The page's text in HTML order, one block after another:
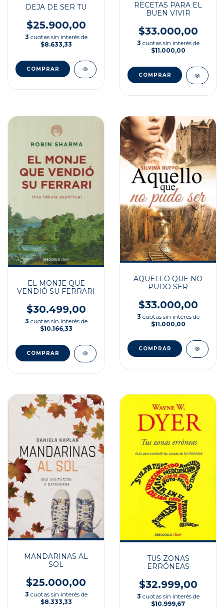
DEJA DE SER TU
$25.900,00
3 cuotas sin interés de
$8.633,33
RECETAS PARA EL
BUEN VIVIR
$33.000,00
3 cuotas sin interés de
$11.000,00
EL MONJE QUE
VENDIÓ SU FERRARI
$30.499,00
3 cuotas sin interés de
$10.166,33
AQUELLO QUE NO
PUDO SER
$33.000,00
3 cuotas sin interés de
$11.000,00
MANDARINAS AL
SOL
$25.000,00
3 cuotas sin interés de
$8.333,33
TUS ZONAS
ERRÓNEAS
$32.999,00
3 cuotas sin interés de
$10.999,67